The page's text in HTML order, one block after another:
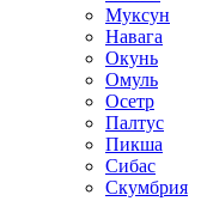
Муксун
Навага
Окунь
Омуль
Осетр
Палтус
Пикша
Сибас
Скумбрия